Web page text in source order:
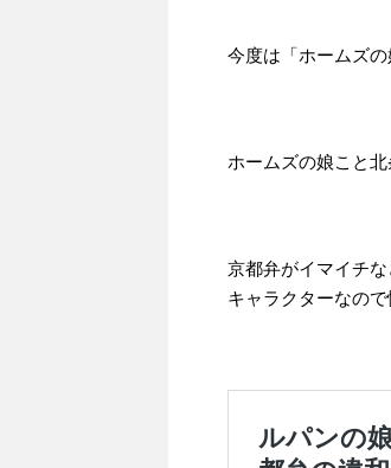
今度は「ホームズの
ホームズの娘こと
京都弁がイマイチ
キャラクターなの